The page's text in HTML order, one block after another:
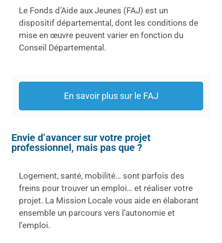
Le Fonds d’Aide aux Jeunes (FAJ) est un
dispositif départemental, dont les conditions de
mise en œuvre peuvent varier en fonction du
Conseil Départemental.
En savoir plus sur le FAJ
Envie d’avancer sur votre projet
professionnel, mais pas que ?
Logement, santé, mobilité… sont parfois des
freins pour trouver un emploi… et réaliser votre
projet. La Mission Locale vous aide en élaborant
ensemble un parcours vers l’autonomie et
l’emploi.